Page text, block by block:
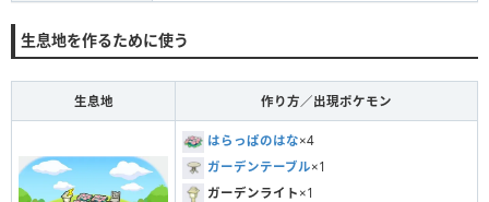
生息地を作るために使う
生息地 作り方／出現ポケモン
はらっぱのはな×4
ガーデンテーブル×1
ガーデンライト ×1